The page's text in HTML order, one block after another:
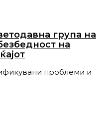
група на
на
проблеми и